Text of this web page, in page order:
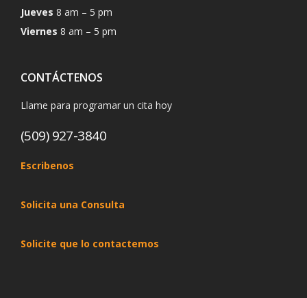
Jueves 8 am – 5 pm
Viernes 8 am – 5 pm
CONTÁCTENOS
Llame para programar un cita hoy
(509) 927-3840
Escribenos
Solicita una Consulta
Solicite que lo contactemos